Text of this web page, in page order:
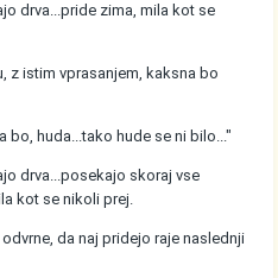
drva...pride zima, mila kot se
z istim vprasanjem, kaksna bo
bo, huda...tako hude se ni bilo..."
drva...posekajo skoraj vse
kot se nikoli prej.
da naj pridejo raje naslednji